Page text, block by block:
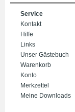
Service
Kontakt
Hilfe
Links
Unser Gästebuch
Warenkorb
Konto
Merkzettel
Meine Downloads